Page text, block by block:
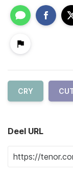
CRY
Deel URL